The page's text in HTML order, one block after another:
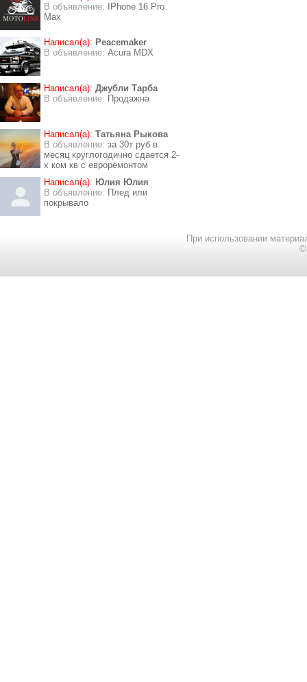
В объявление:
IPhone 16 Pro
Max
Написал(а): Peacemaker
В объявление: Acura MDX
Написал(а): Джубли Тарба
В объявление: Продажна
Написал(а): Татьяна Рыкова
В объявление: за 30т руб в
месяц круглогодично сдается 2-
х ком кв с евроремонтом
Написал(а): Юлия Юлия
В объявление: Плед или
покрывало
При использовании